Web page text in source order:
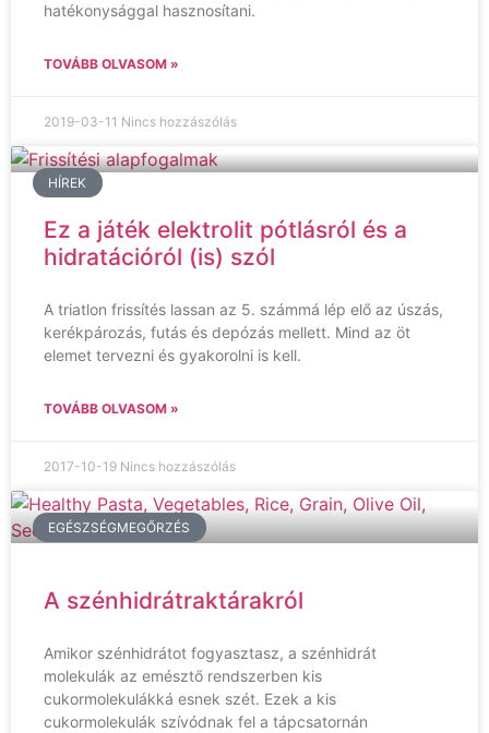
hatékonysággal hasznosítani.
TOVÁBB OLVASOM »
2019-03-11 Nincs hozzászólás
HÍREK
Ez a játék elektrolit pótlásról és a
hidratációról (is) szól
A triatlon frissítés lassan az 5. számmá lép elő az úszás,
kerékpározás, futás és depózás mellett. Mind az öt
elemet tervezni és gyakorolni is kell.
TOVÁBB OLVASOM »
2017-10-19 Nincs hozzászólás
EGÉSZSÉGMEGŐRZÉS
A szénhidrátraktárakról
Amikor szénhidrátot fogyasztasz, a szénhidrát
molekulák az emésztő rendszerben kis
cukormolekulákká esnek szét. Ezek a kis
cukormolekulák szívódnak fel a tápcsatornán